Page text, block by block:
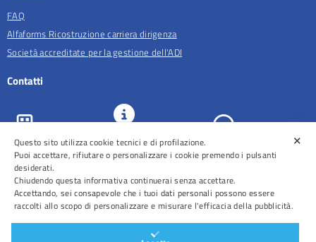
FAQ
Alfaforms Ricostruzione carriera dirigenza
Società accreditate per la gestione dell'ADI
Contatti
ASL Roma 5
URP e
Comunicazione
Prenotazioni
✕
Questo sito utilizza cookie tecnici e di profilazione.
Puoi accettare, rifiutare o personalizzare i cookie premendo i pulsanti
desiderati.
Chiudendo questa informativa continuerai senza accettare.
Accettando, sei consapevole che i tuoi dati personali possono essere
raccolti allo scopo di personalizzare e misurare l'efficacia della pubblicità.